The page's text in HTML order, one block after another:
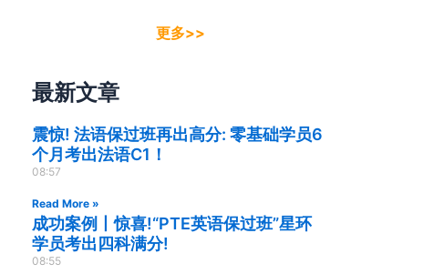
更多>>
最新文章
震惊! 法语保过班再出高分: 零基础学员6
个月考出法语C1！
08:57
Read More »
成功案例丨惊喜!“PTE英语保过班”星环
学员考出四科满分!
08:55